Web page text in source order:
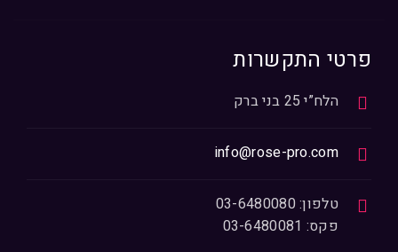
פרטי התקשרות
הלח”י 25 בני ברק
info@rose-pro.com
טלפון: 03-6480080
פקס: 03-6480081